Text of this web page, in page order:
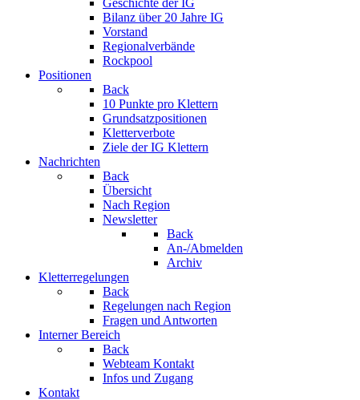
Bilanz über 20 Jahre IG
Vorstand
Regionalverbände
Rockpool
Positionen
Back
10 Punkte pro Klettern
Grundsatzpositionen
Kletterverbote
Ziele der IG Klettern
Nachrichten
Back
Übersicht
Nach Region
Newsletter
Back
An-/Abmelden
Archiv
Kletterregelungen
Back
Regelungen nach Region
Fragen und Antworten
Interner Bereich
Back
Webteam Kontakt
Infos und Zugang
Kontakt